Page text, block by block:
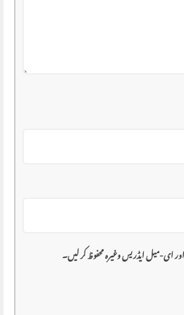
اور ای-میل ایڈریس وغیرہ محفوظ کر لیں۔